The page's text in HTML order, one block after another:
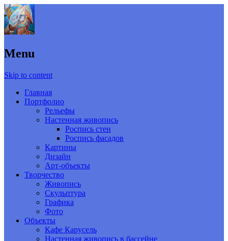
Menu
Skip to content
Главная
Портфолио
Рельефы
Настенная живопись
Роспись стен
Роспись фасадов
Картины
Дизайн
Арт-объекты
Творчество
Живопись
Скульптура
Графика
Фото
Объекты
Кафе Карусель
Настенная живопись в бассейне